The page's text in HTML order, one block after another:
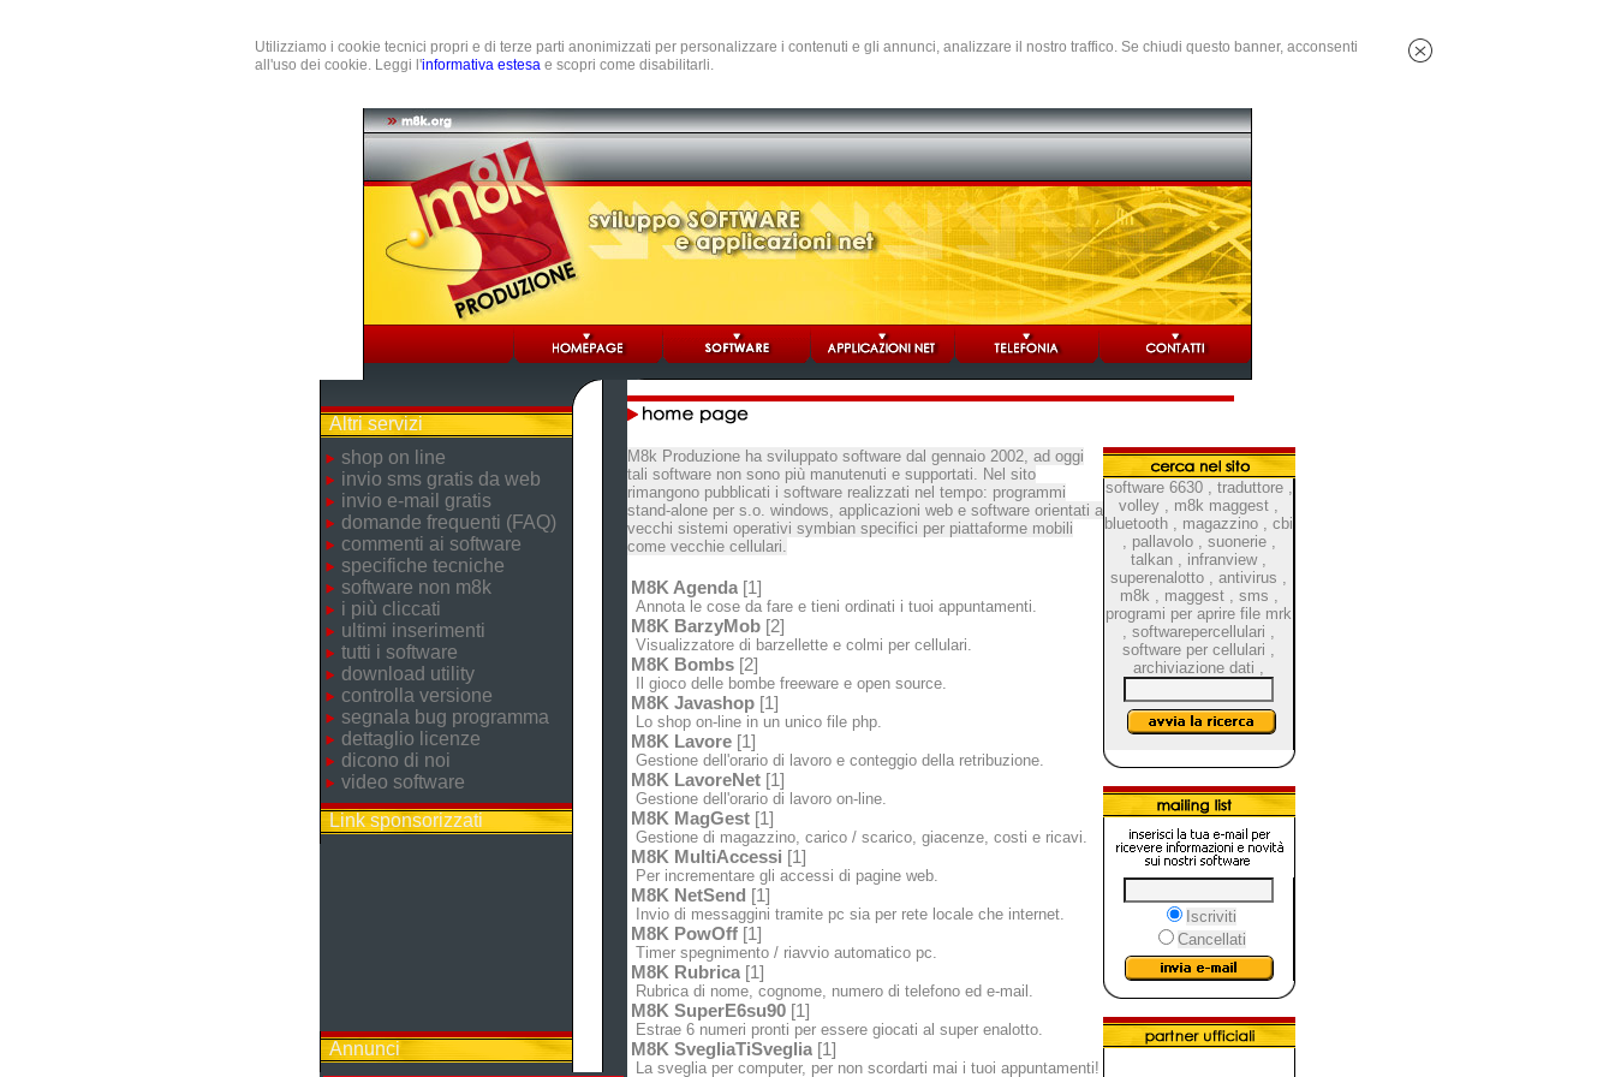
Utilizziamo i cookie tecnici propri e di terze parti anonimizzati per personalizzare i contenuti e gli annunci, analizzare il nostro traffico. Se chiudi questo banner, acconsenti
all'uso dei cookie. Leggi l'informativa estesa e scopri come disabilitarli.
Altri servizi
shop on line
invio sms gratis da web
invio e-mail gratis
domande frequenti (FAQ)
commenti ai software
specifiche tecniche
software non m8k
i più cliccati
ultimi inserimenti
tutti i software
download utility
controlla versione
segnala bug programma
dettaglio licenze
dicono di noi
video software
Link sponsorizzati
Annunci
M8k Produzione ha sviluppato software dal gennaio 2002, ad oggi
tali software non sono più manutenuti e supportati. Nel sito
rimangono pubblicati i software realizzati nel tempo: programmi
stand-alone per s.o. windows, applicazioni web e software orientati a
vecchi sistemi operativi symbian specifici per piattaforme mobili
come vecchie cellulari.
M8K Agenda [1]
Annota le cose da fare e tieni ordinati i tuoi appuntamenti.
M8K BarzyMob [2]
Visualizzatore di barzellette e colmi per cellulari.
M8K Bombs [2]
Il gioco delle bombe freeware e open source.
M8K Javashop [1]
Lo shop on-line in un unico file php.
M8K Lavore [1]
Gestione dell'orario di lavoro e conteggio della retribuzione.
M8K LavoreNet [1]
Gestione dell'orario di lavoro on-line.
M8K MagGest [1]
Gestione di magazzino, carico / scarico, giacenze, costi e ricavi.
M8K MultiAccessi [1]
Per incrementare gli accessi di pagine web.
M8K NetSend [1]
Invio di messaggini tramite pc sia per rete locale che internet.
M8K PowOff [1]
Timer spegnimento / riavvio automatico pc.
M8K Rubrica [1]
Rubrica di nome, cognome, numero di telefono ed e-mail.
M8K SuperE6su90 [1]
Estrae 6 numeri pronti per essere giocati al super enalotto.
M8K SvegliaTiSveglia [1]
La sveglia per computer, per non scordarti mai i tuoi appuntamenti!
software 6630 , traduttore ,
volley , m8k maggest ,
bluetooth , magazzino , cbi
, pallavolo , suonerie ,
talkan , infranview ,
superenalotto , antivirus ,
m8k , maggest , sms ,
programi per aprire file mrk
, softwarepercellulari ,
software per cellulari ,
archiviazione dati ,
Iscriviti
Cancellati